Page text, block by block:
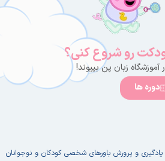
رو شروع کنی؟
زبان پن بپیوند!
دوره ها
و پرورش باورهای شخصی کودکان و نوجوانان